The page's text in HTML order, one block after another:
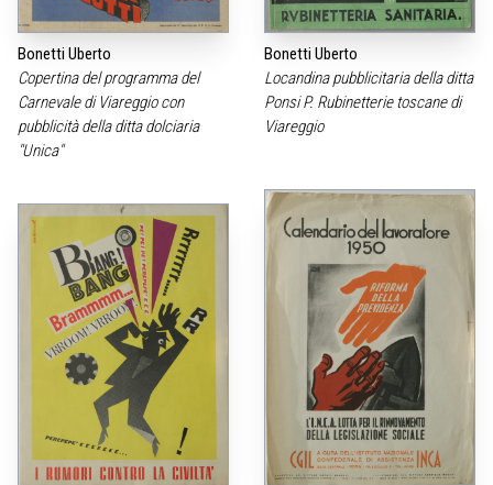
locandina pieghevole, 1958
Bonetti Uberto
Copertina del programma del
Carnevale di Viareggio con
pubblicità della ditta dolciaria
"Unica"
Bonetti Uberto
Locandina pubblicitaria della ditta
Ponsi P. Rubinetterie toscane di
Viareggio